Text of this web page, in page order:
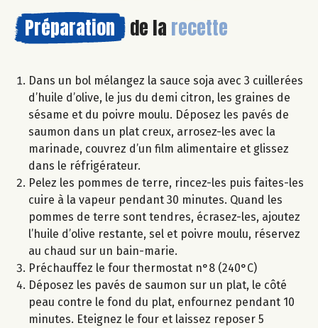
Préparation de la recette
Dans un bol mélangez la sauce soja avec 3 cuillerées
d’huile d’olive, le jus du demi citron, les graines de
sésame et du poivre moulu. Déposez les pavés de
saumon dans un plat creux, arrosez-les avec la
marinade, couvrez d’un film alimentaire et glissez
dans le réfrigérateur.
Pelez les pommes de terre, rincez-les puis faites-les
cuire à la vapeur pendant 30 minutes. Quand les
pommes de terre sont tendres, écrasez-les, ajoutez
l’huile d’olive restante, sel et poivre moulu, réservez
au chaud sur un bain-marie.
Préchauffez le four thermostat n°8 (240°C)
Déposez les pavés de saumon sur un plat, le côté
peau contre le fond du plat, enfournez pendant 10
minutes. Eteignez le four et laissez reposer 5